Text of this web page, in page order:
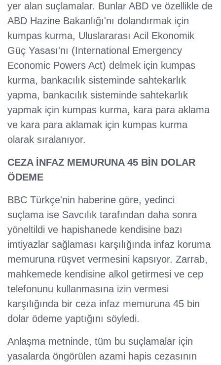
yer alan suçlamalar. Bunlar ABD ve özellikle de
ABD Hazine Bakanlığı'nı dolandırmak için
kumpas kurma, Uluslararası Acil Ekonomik
Güç Yasası'nı (International Emergency
Economic Powers Act) delmek için kumpas
kurma, bankacılık sisteminde sahtekarlık
yapma, bankacılık sisteminde sahtekarlık
yapmak için kumpas kurma, kara para aklama
ve kara para aklamak için kumpas kurma
olarak sıralanıyor.
CEZA İNFAZ MEMURUNA 45 BİN DOLAR
ÖDEME
BBC Türkçe'nin haberine göre, yedinci
suçlama ise Savcılık tarafından daha sonra
yöneltildi ve hapishanede kendisine bazı
imtiyazlar sağlaması karşılığında infaz koruma
memuruna rüşvet vermesini kapsıyor. Zarrab,
mahkemede kendisine alkol getirmesi ve cep
telefonunu kullanmasına izin vermesi
karşılığında bir ceza infaz memuruna 45 bin
dolar ödeme yaptığını söyledi.
Anlaşma metninde, tüm bu suçlamalar için
yasalarda öngörülen azami hapis cezasının